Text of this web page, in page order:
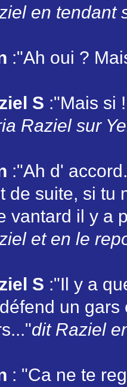
en tendant
:"Ah oui ?
S :"Mais si
Raziel sur
:"Ah d'
de suite, si tu
vantard il y a
et en le
S :"Il y a
un gars
dit Raziel
: "Ca ne te